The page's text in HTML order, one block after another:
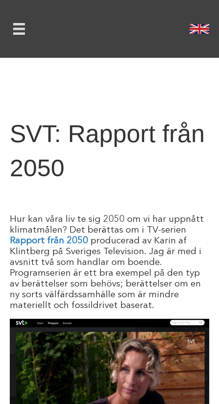
SVT: Rapport från
2050
Hur kan våra liv te sig 2050 om vi har uppnått
klimatmålen? Det berättas om i TV-serien
Rapport från 2050 producerad av Karin af
Klintberg på Sveriges Television. Jag är med i
avsnitt två som handlar om boende.
Programserien är ett bra exempel på den typ
av berättelser som behövs; berättelser om en
ny sorts välfärdssamhälle som är mindre
materiellt och fossildrivet baserat.